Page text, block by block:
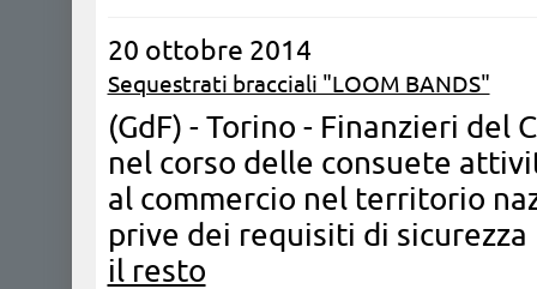
20 ottobre 2014
Sequestrati bracciali "LOOM BANDS"
(GdF) - Torino - Finanzieri del
nel corso delle consuete
al commercio nel territorio
prive dei requisiti di
il resto